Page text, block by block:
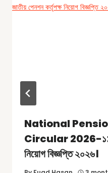
National
Circular 2026-১১
নিয়োগ বিজ্ঞপ্তি ২০২৬।